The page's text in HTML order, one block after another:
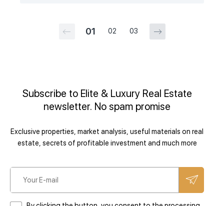
01 02 03
Subscribe to Elite & Luxury Real Estate
newsletter. No spam promise
Exclusive properties, market analysis, useful materials on real
estate, secrets of profitable investment and much more